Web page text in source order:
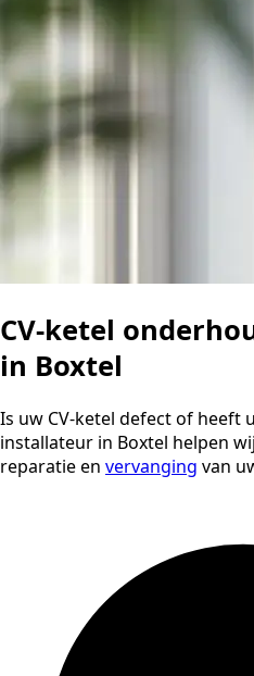
CV-ketel
in Boxtel
Is uw CV-ketel defect of heeft
installateur in Boxtel helpen
reparatie en vervanging van